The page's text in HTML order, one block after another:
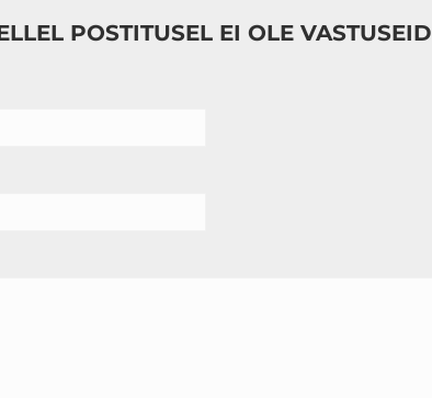
POSTITUSEL EI OLE VASTUSEID